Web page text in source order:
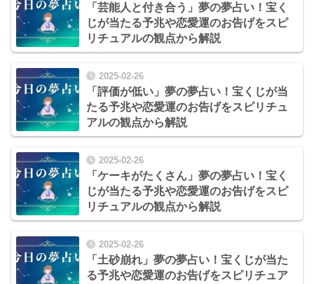
「芸能人と付き合う」夢の夢占い！宝く
じが当たる予兆や恋愛運のお告げをスピ
リチュアルの観点から解説
2025-02-26
「評価が低い」夢の夢占い！宝くじが当
たる予兆や恋愛運のお告げをスピリチュ
アルの観点から解説
2025-02-26
「ケーキがたくさん」夢の夢占い！宝く
じが当たる予兆や恋愛運のお告げをスピ
リチュアルの観点から解説
2025-02-26
「土砂崩れ」夢の夢占い！宝くじが当た
る予兆や恋愛運のお告げをスピリチュア